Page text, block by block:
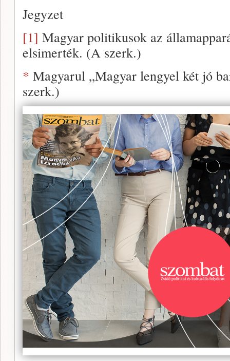
Jegyzet
[1] Magyar politikusok az
elsimerték. (A szerk.)
* Magyarul „Magyar lengyel két jó
szerk.)